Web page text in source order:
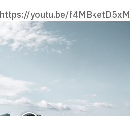
https://youtu.be/f4MBketD5xM